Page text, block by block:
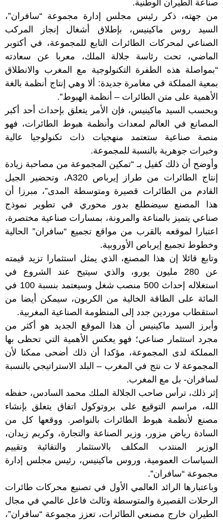
صناعة الطيران الوطنية.
من جهته، ذكر رئيس مجلس إدارة مجموعة “سافران”،
السيد روس ماكينيس، بإطلاق أشغال إنجاز المركب
الصناعي لمحركات الطائرات التابع للمجموعة، في أكتوبر
الماضي، تحت رئاسة جلالة الملك، معربا عن سعادته
“بمواصلة هذه الطفرة التكنولوجية مع المغرب والانطلاق
بمعية المملكة في مغامرة جديدة: ألا وهي إنتاج أنظمة بالغة
الأهمية على متن الطائرات – أنظمة الهبوط”.
وبحسب السيد ماكينيس، فإن الأمر يتعلق بإحداث أحد أكبر
المصانع في العالم لمعدات وأنظمة هبوط الطائرات، فهو
منصة صناعية ستعتمد منهجيات ذات تكنولوجيا عالية
وخبرات جوهرية بالنسبة للمجموعة.
وأوضح أن ذلك كفيل بـ “تمكين المجموعة من مصاحبة زيادة
إنتاج الطائرات من طراز إيرباص A320، وتحضير الجيل
القادم من الطائرات قصيرة ومتوسطة المدى”، مبرزا أن
هذا المصنع سيضطلع بدور محوري في تطوير نموذج
صناعي يتميز بالمناعة والمرونة، بمسارات صناعية مختصرة،
اعتبارا لموقعه بالقرب من مواقع تجميع “سافران” الحالية
وخطوط تجميع إيرباص الأوروبية.
وتابع قائلا إن هذا المصنع، الذي يمثل استثمارا تزيد قيمته
عن 280 مليون يورو، والذي سيتيح عند الشروع في
استغلاله إحداث 500 منصب شغل وسيعتمد بنسبة 100 في
المائة على الطاقة الخالية من الكربون، سيمكن أيضا من
استقطاب موردين جدد إلى المنظومة الصناعية المغربية.
وأبرز السيد ماكينيس أن هذا الموقع الجديد هو أكثر من
مجرد استثمار صناعي؛ فهو يعكس الأهمية التي تحظى بها
المملكة لدى المجموعة، مؤكدا أن ذلك أضحى ممكنا لأن
المجموعة لا ت نتج في المغرب – البلد الاستراتيجي بالنسبة
لسافران- بل مع المغرب.
إثر ذلك، ترأس صاحب الجلالة الملك محمد السادس، حفظه
الله، مراسم التوقيع على بروتوكول اتفاق يتعلق بإنشاء
مصنع لأنظمة هبوط الطائرات بالنواصر. ووقعها كل من
السادة رياض مزور، وزير الصناعة والتجارة، وكريم زيدان،
الوزير المنتدب المكلف بالاستثمار والتقائية وتقييم
السياسات العمومية، وروس ماكينيس، رئيس مجلس إدارة
مجموعة “سافران”.
وباعتبارها الرائد العالمي الأول في تصنيع محركات طائرات
الرحلات القصيرة والمتوسطة وثالث فاعل عالمي في مجال
الطيران خارج مصنعي الطائرات، تعزز مجموعة “سافران”،